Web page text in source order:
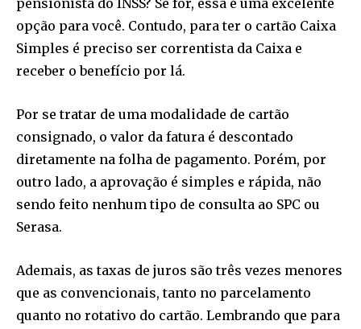
pensionista do INSS? Se for, essa é uma excelente
opção para você. Contudo, para ter o cartão Caixa
Simples é preciso ser correntista da Caixa e
receber o benefício por lá.
Por se tratar de uma modalidade de cartão
consignado, o valor da fatura é descontado
diretamente na folha de pagamento. Porém, por
outro lado, a aprovação é simples e rápida, não
sendo feito nenhum tipo de consulta ao SPC ou
Serasa.
Ademais, as taxas de juros são três vezes menores
que as convencionais, tanto no parcelamento
quanto no rotativo do cartão. Lembrando que para